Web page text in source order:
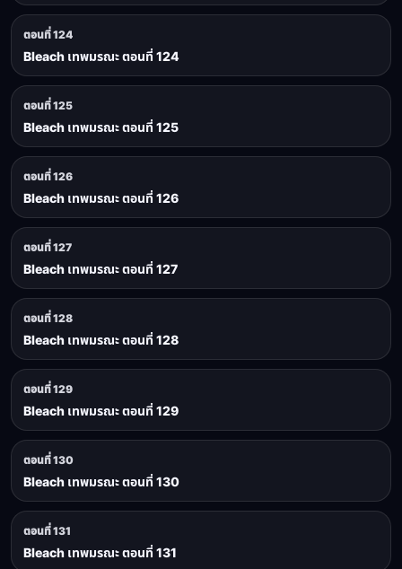
ตอนที่ 124
Bleach เทพมรณะ ตอนที่ 124
ตอนที่ 125
Bleach เทพมรณะ ตอนที่ 125
ตอนที่ 126
Bleach เทพมรณะ ตอนที่ 126
ตอนที่ 127
Bleach เทพมรณะ ตอนที่ 127
ตอนที่ 128
Bleach เทพมรณะ ตอนที่ 128
ตอนที่ 129
Bleach เทพมรณะ ตอนที่ 129
ตอนที่ 130
Bleach เทพมรณะ ตอนที่ 130
ตอนที่ 131
Bleach เทพมรณะ ตอนที่ 131